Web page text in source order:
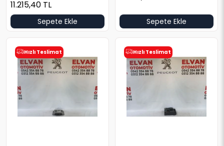
11.215,40 TL
Sepete Ekle Sepete Ekle
Hızlı Teslimat Hızlı Teslimat